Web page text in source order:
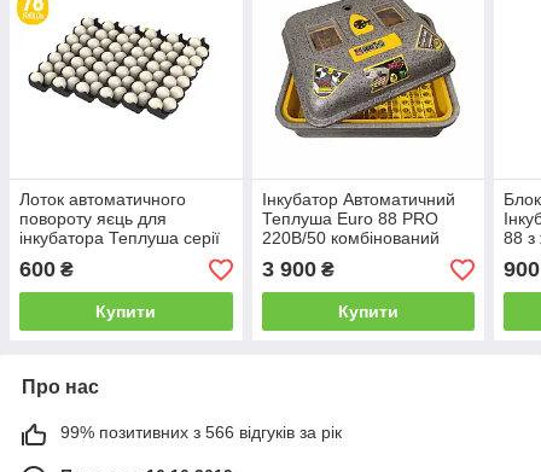
Лоток автоматичного
повороту яєць для
інкубатора Теплуша серії
Euro
600 ₴
Купити
Інкубатор Автоматичний
Теплуша Euro 88 PRO
220В/50 комбінований
корпус
3 900₴
Купити
88
900
Про нас
99% позитивних з 566 відгуків за рік